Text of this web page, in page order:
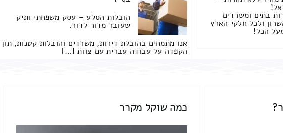
בתים ומשרדים
ולכל חלקי הארץ
הכל!
הובלות הסלע – עסק משפחתי ותיק
שעובר מדור לדור.
אנו מתמחים בהובלת דירות, משרדים והובלות קטנות, תוך
הקפדה על עבודה עברית עם צוות […]
כמה שוקל מקרר